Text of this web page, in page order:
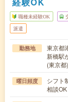
職種未経験OK
派遣
勤務地
東京都
新橋駅
(東京
曜日頻度
シフト
相談OK